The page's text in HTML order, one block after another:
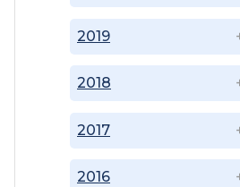
2016
2017
2018
2019